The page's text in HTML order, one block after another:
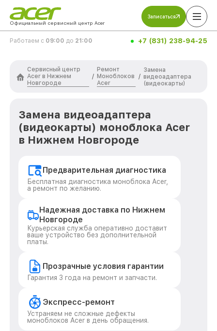
Официальный сервисный центр Acer
Записаться
Работаем с 09:00 до 21:00 +7 (831) 238-94-25
Сервисный центр
Acer в Нижнем
Новгороде
/
Ремонт
Моноблоков
Acer
/
Замена
видеоадаптера
(видеокарты)
Замена видеоадаптера
(видеокарты) моноблока Acer
в Нижнем Новгороде
Предварительная диагностика
Бесплатная диагностика моноблока Acer,
а ремонт по желанию.
Надежная доставка по Нижнем
Новгороде
Курьерская служба оперативно доставит
ваше устройство без дополнительной
платы.
Прозрачные условия гарантии
Гарантия 3 года на ремонт и запчасти.
Экспресс-ремонт
Устраняем не сложные дефекты
моноблоков Acer в день обращения.